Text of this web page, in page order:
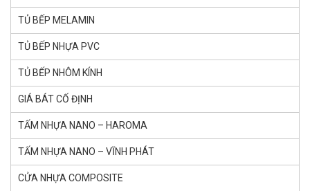
TỦ BẾP MELAMIN
TỦ BẾP NHỰA PVC
TỦ BẾP NHÔM KÍNH
GIÁ BÁT CỐ ĐỊNH
TẤM NHỰA NANO – HAROMA
TẤM NHỰA NANO – VĨNH PHÁT
CỬA NHỰA COMPOSITE